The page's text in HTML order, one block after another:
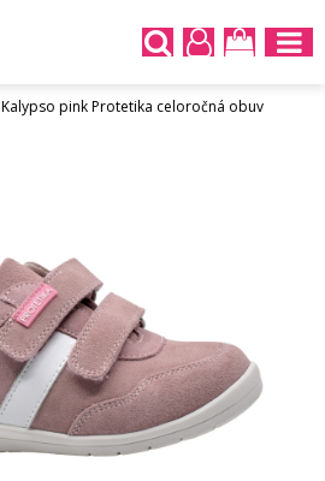
Kalypso pink Protetika celoročná obuv